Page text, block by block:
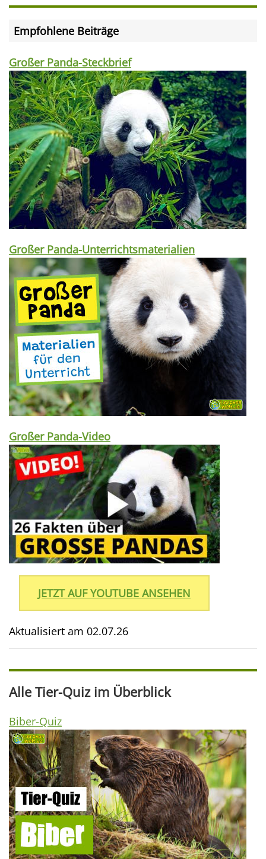
Empfohlene Beiträge
Großer Panda-Steckbrief
Großer Panda-Unterrichtsmaterialien
Großer Panda-Video
JETZT AUF YOUTUBE ANSEHEN
Aktualisiert am 02.07.26
Alle Tier-Quiz im Überblick
Biber-Quiz